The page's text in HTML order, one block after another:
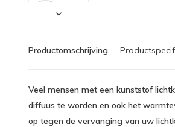
Productomschrijving
Veel mensen met een kunststof
diffuus te worden en ook het
op tegen de vervanging van uw